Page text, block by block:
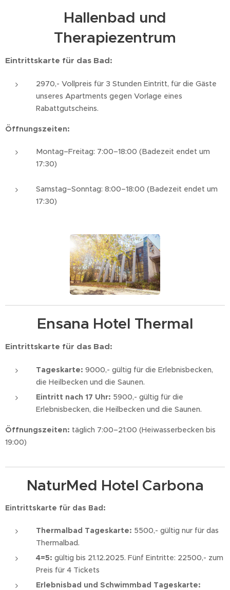
Hallenbad und
Therapiezentrum
Eintrittskarte für das Bad:
2970,- Vollpreis für 3 Stunden Eintritt, für die Gäste
unseres Apartments gegen Vorlage eines
Rabattgutscheins.
Öffnungszeiten:
Montag–Freitag: 7:00–18:00 (Badezeit endet um
17:30)
Samstag–Sonntag: 8:00–18:00 (Badezeit endet um
17:30)
Ensana Hotel Thermal
Eintrittskarte für das Bad:
Tageskarte: 9000,- gültig für die Erlebnisbecken,
die Heilbecken und die Saunen.
Eintritt nach 17 Uhr: 5900,- gültig für die
Erlebnisbecken, die Heilbecken und die Saunen.
Öffnungszeiten: täglich 7:00–21:00 (Heiwasserbecken bis
19:00)
NaturMed Hotel Carbona
Eintrittskarte für das Bad:
Thermalbad Tageskarte: 5500,- gültig nur für das
Thermalbad.
4=5: gültig bis 21.12.2025. Fünf Eintritte: 22500,- zum
Preis für 4 Tickets
Erlebnisbad und Schwimmbad Tageskarte: